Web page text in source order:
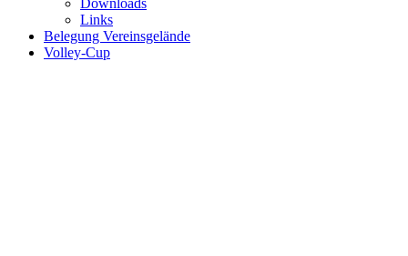
Links
Belegung Vereinsgelände
Volley-Cup